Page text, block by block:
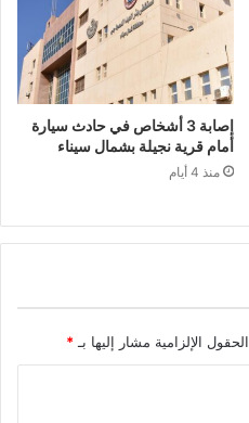
إصابة 3 أشخاص في حادث سيارة
أمام قرية نجيلة بشمال سيناء
منذ 4 أيام
الحقول الإلزامية مشار إليها بـ *